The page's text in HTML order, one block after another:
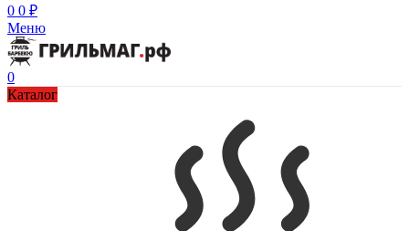
0 0 ₽
Меню
0
Каталог